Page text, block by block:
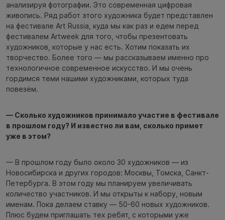
анализируя фотографии. Это современная цифровая
живопись. Ряд работ этого художника будет представлен
на фестивале Art Russia, куда мы как раз и едем перед
фестивалем Artweek для того, чтобы презентовать
художников, которые у нас есть. Хотим показать их
творчество. Более того — мы рассказываем именно про
технологичное современное искусство. И мы очень
гордимся теми нашими художниками, которых туда
повезём.
— Сколько художников принимало участие в фестивале
в прошлом году? И известно ли вам, сколько примет
уже в этом?
— В прошлом году было около 30 художников — из
Новосибирска и других городов: Москвы, Томска, Санкт-
Петербурга. В этом году мы планируем увеличивать
количество участников. И мы открыты к набору, новым
именам. Пока делаем ставку — 50-60 новых художников.
Плюс будем приглашать тех ребят, с которыми уже